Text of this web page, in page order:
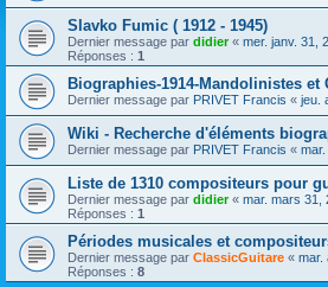
Slavko Fumic ( 1912 - 1945)
Dernier message par didier« mer. janv. 31,
Réponses : 1
Biographies-1914-Mandolinistes et
Dernier message par PRIVET Francis « jeu.
Wiki - Recherche d'éléments
Dernier message par PRIVET Francis «
Liste de 1310 compositeurs pour
Dernier message par didier« mar. mars 31,
Réponses : 1
Périodes musicales et
Dernier message par ClassicGuitare « mar.
Réponses : 8